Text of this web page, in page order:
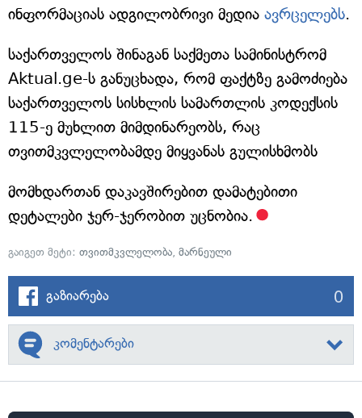
ინფორმაციას ადგილობრივი მედია ავრცელებს.
საქართველოს შინაგან საქმეთა სამინისტრომ
Aktual.ge-ს განუცხადა, რომ ფაქტზე გამოძიება
საქართველოს სისხლის სამართლის კოდექსის
115-ე მუხლით მიმდინარეობს, რაც
თვითმკვლელობამდე მიყვანას გულისხმობს
მომხდართან დაკავშირებით დამატებითი
დეტალები ჯერ-ჯერობით უცნობია.
გაიგეთ მეტი: თვითმკვლელობა, მარნეული
გაზიარება 0
კომენტარები